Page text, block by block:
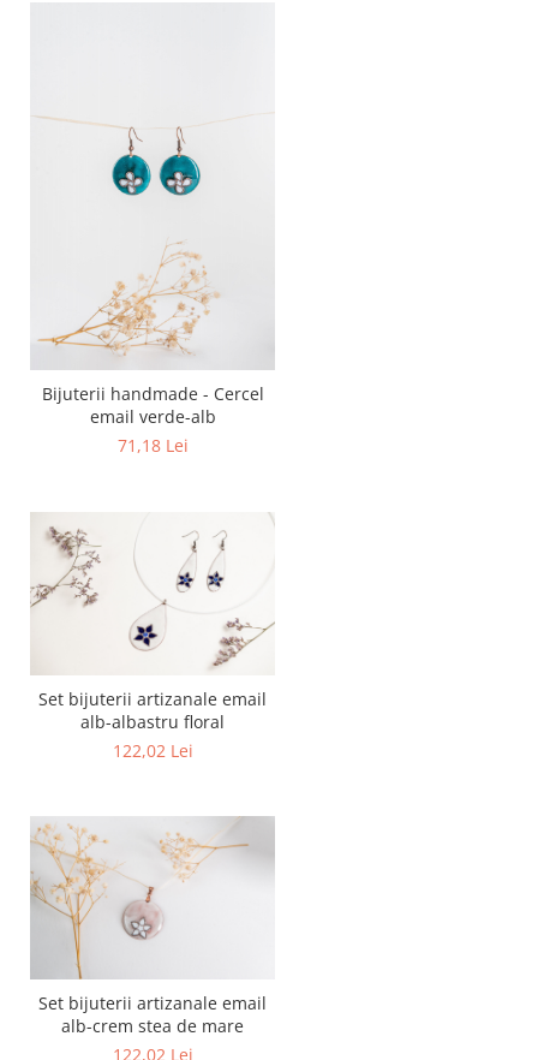
Bijuterii handmade - Cercel
email verde-alb
71,18 Lei
Set bijuterii artizanale email
alb-albastru floral
122,02 Lei
Set bijuterii artizanale email
alb-crem stea de mare
122,02 Lei